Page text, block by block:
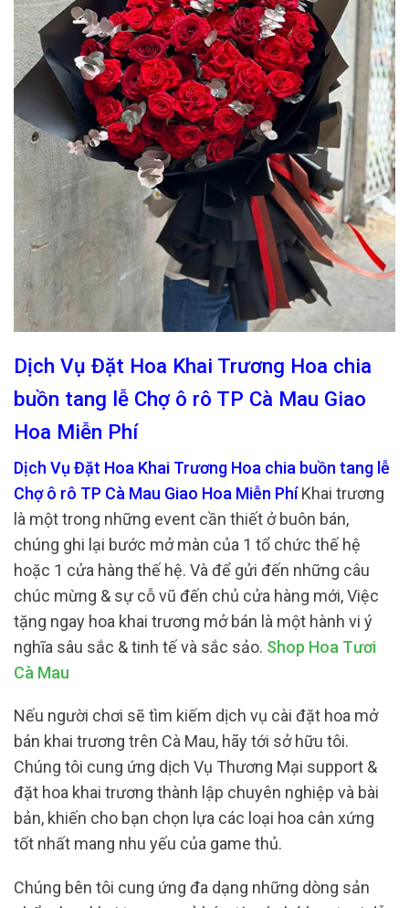
Dịch Vụ Đặt Hoa Khai Trương Hoa chia
buồn tang lễ Chợ ô rô TP Cà Mau Giao
Hoa Miễn Phí
Dịch Vụ Đặt Hoa Khai Trương Hoa chia buồn tang lễ
Chợ ô rô TP Cà Mau Giao Hoa Miễn PhíKhai trương
là một trong những event cần thiết ở buôn bán,
chúng ghi lại bước mở màn của 1 tổ chức thế hệ
hoặc 1 cửa hàng thế hệ. Và để gửi đến những câu
chúc mừng & sự cỗ vũ đến chủ cửa hàng mới, Việc
tặng ngay hoa khai trương mở bán là một hành vi ý
nghĩa sâu sắc & tinh tế và sắc sảo. Shop Hoa Tươi
Cà Mau
Nếu người chơi sẽ tìm kiếm dịch vụ cài đặt hoa mở
bán khai trương trên Cà Mau, hãy tới sở hữu tôi.
Chúng tôi cung ứng dịch Vụ Thương Mại support &
đặt hoa khai trương thành lập chuyên nghiệp và bài
bản, khiến cho bạn chọn lựa các loại hoa cân xứng
tốt nhất mang nhu yếu của game thủ.
Chúng bên tôi cung ứng đa dạng những dòng sản